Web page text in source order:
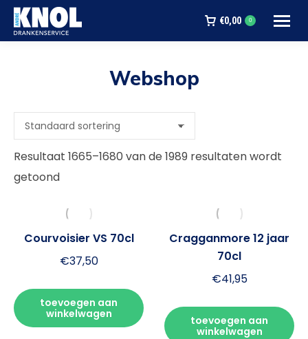
€0,00 0
Webshop
Resultaat 1665–1680 van de 1989 resultaten wordt
getoond
Courvoisier VS 70cl
€37,50
toevoegen aan
winkelwagen
Cragganmore 12 jaar
70cl
€41,95
toevoegen aan
winkelwagen